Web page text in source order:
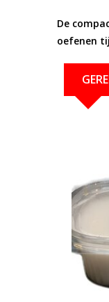
De
oefenen